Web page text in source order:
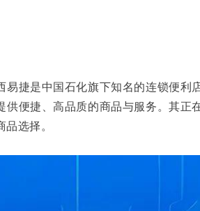
易捷是中国石化旗下知名的连锁便利
便捷、高品质的商品与服务。其正
选择。